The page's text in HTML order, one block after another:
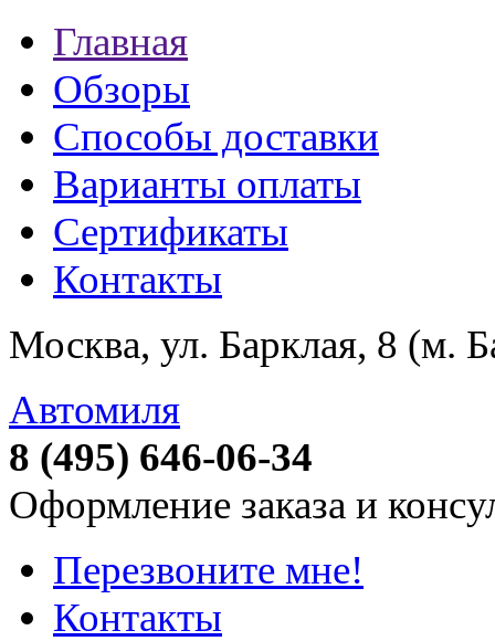
Главная
Обзоры
Способы доставки
Варианты оплаты
Сертификаты
Контакты
Москва, ул. Барклая, 8 (м.
Автомиля
8 (495) 646-06-34
Оформление заказа и
Перезвоните мне!
Контакты